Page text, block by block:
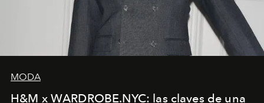
MODA
H&M x WARDROBE.NYC: las claves de una